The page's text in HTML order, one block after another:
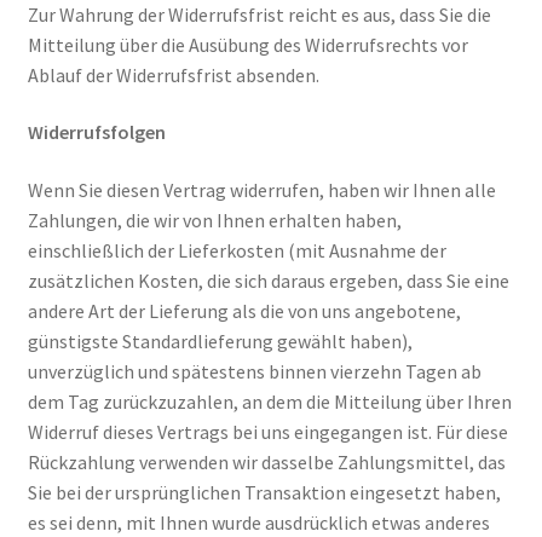
Zur Wahrung der Widerrufsfrist reicht es aus, dass Sie die
Mitteilung über die Ausübung des Widerrufsrechts vor
Ablauf der Widerrufsfrist absenden.
Widerrufsfolgen
Wenn Sie diesen Vertrag widerrufen, haben wir Ihnen alle
Zahlungen, die wir von Ihnen erhalten haben,
einschließlich der Lieferkosten (mit Ausnahme der
zusätzlichen Kosten, die sich daraus ergeben, dass Sie eine
andere Art der Lieferung als die von uns angebotene,
günstigste Standardlieferung gewählt haben),
unverzüglich und spätestens binnen vierzehn Tagen ab
dem Tag zurückzuzahlen, an dem die Mitteilung über Ihren
Widerruf dieses Vertrags bei uns eingegangen ist. Für diese
Rückzahlung verwenden wir dasselbe Zahlungsmittel, das
Sie bei der ursprünglichen Transaktion eingesetzt haben,
es sei denn, mit Ihnen wurde ausdrücklich etwas anderes